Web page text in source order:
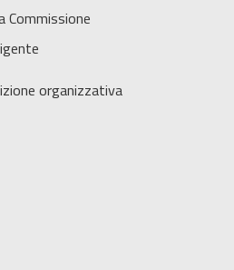
Commissione
organizzativa